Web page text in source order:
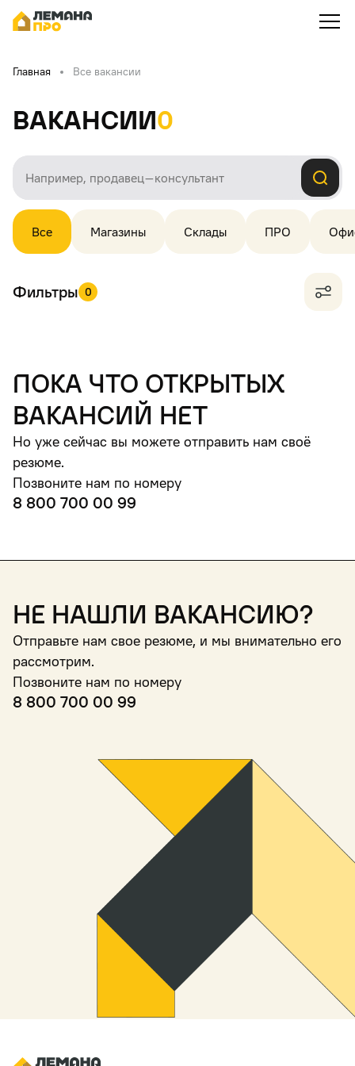
Главная Все вакансии
Вакансии0
Все Магазины Склады ПРО
Фильтры 0
пока что открытых
вакансий нет
Но уже сейчас вы можете отправить нам своё
резюме.
Позвоните нам по номеру
8 800 700 00 99
Не нашли вакансию?
Отправьте нам свое резюме, и мы внимательно его
рассмотрим.
Позвоните нам по номеру
8 800 700 00 99